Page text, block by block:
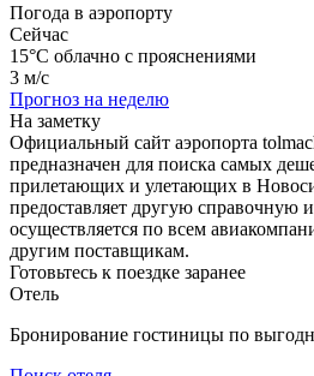
Погода в аэропорту
Сейчас
15°C облачно с прояснениями
3 м/с
Прогноз на неделю
На заметку
Официальный сайт аэропорта
предназначен для поиска самых
прилетающих и улетающих в
предоставляет другую
осуществляется по всем
другим поставщикам.
Готовьтесь к поездке заранее
Отель
Бронирование гостиницы по